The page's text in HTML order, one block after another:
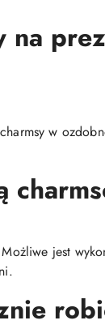
na
w
jest